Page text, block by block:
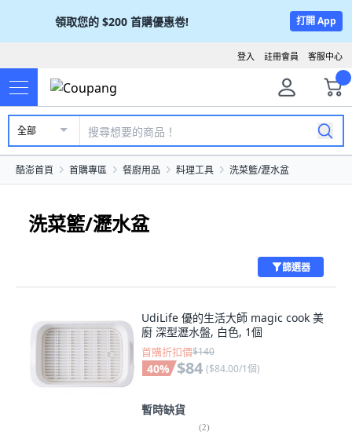
領取您的 $200 首購優惠卷! 打開 App
客服中心
註冊會員
登入
全部
酷澎首頁 首購專區 餐廚用品 料理工具 洗菜籃/瀝水盆
洗菜籃/瀝水盆
篩選器
UdiLife 優的生活大師 magic cook 美
廚 深型瀝水盤, 白色, 1個
首購折扣價$140
40% $84 ($84.00/1個)
暫時缺貨
(2)